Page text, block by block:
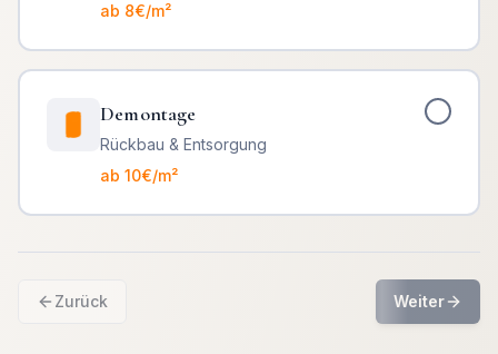
ab 8€/m²
Demontage
Rückbau & Entsorgung
ab 10€/m²
Zurück Weiter